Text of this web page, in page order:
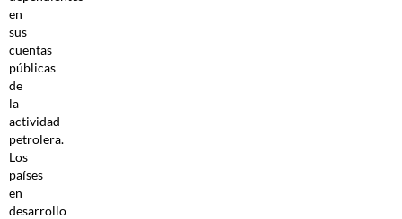
en
sus
cuentas
públicas
de
la
actividad
petrolera.
Los
países
en
desarrollo